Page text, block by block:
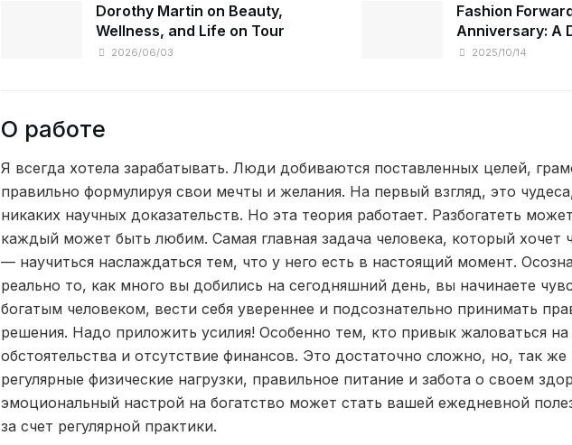
Dorothy Martin on Beauty,
Wellness, and Life on Tour
2026/06/03
Fashion
Anniversary: A
and Heritage
2025/10/14
О работе
Я всегда хотела зарабатывать. Люди добиваются поставленных целей,
правильно формулируя свои мечты и желания. На первый взгляд, это
никаких научных доказательств. Но эта теория работает. Разбогатеть
каждый может быть любим. Самая главная задача человека, который хочет
— научиться наслаждаться тем, что у него есть в настоящий момент.
реально то, как много вы добились на сегодняшний день, вы начинаете
богатым человеком, вести себя увереннее и подсознательно принимать
решения. Надо приложить усилия! Особенно тем, кто привык жаловаться
обстоятельства и отсутствие финансов. Это достаточно сложно, но, так же
регулярные физические нагрузки, правильное питание и забота о своем
эмоциональный настрой на богатство может стать вашей ежедневной
за счет регулярной практики.